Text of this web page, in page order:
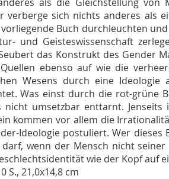
verberge sich nichts anderes als
Buch durchleuchten
und Geisteswissenschaft
das Konstrukt des Gender
ebenso auf wie die
Wesens durch eine Ideologie
Was einst durch die rot-grüne
nicht umsetzbar enttarnt. Jenseits
kommen vor allem die
Ideologie postuliert. Wer
darf, wenn der Mensch nicht
wie der Kopf auf
S., 21,0x14,8 cm